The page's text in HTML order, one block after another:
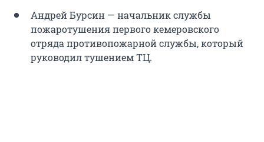
Андрей Бурсин — начальник службы
пожаротушения первого кемеровского
отряда противопожарной службы, который
руководил тушением ТЦ.